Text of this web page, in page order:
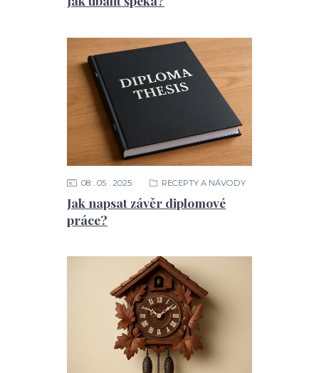
Jak napsat závěr diplomové
práce?
08 05 2025 RECEPTY A NÁVODY